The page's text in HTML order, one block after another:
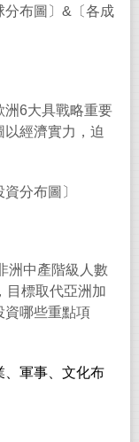
布圖〕&〔各成
洲6大具戰略重要
經濟實力，迫
分布圖〕
洲中產階級人數
目標取代亞洲加
資哪些重點項
軍事、文化布